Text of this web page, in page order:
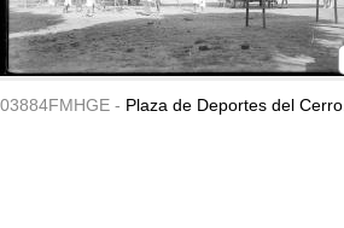
03884FMHGE - Plaza de Deportes del Cerro.